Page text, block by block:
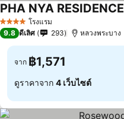
4 ดาว โรงแรม
PHA NYA RESIDENCE
9.8 ดีเลิศ 293 หลวงพระบาง
จาก ฿1,571
ดูราคาจาก 4 เว็บไซต์